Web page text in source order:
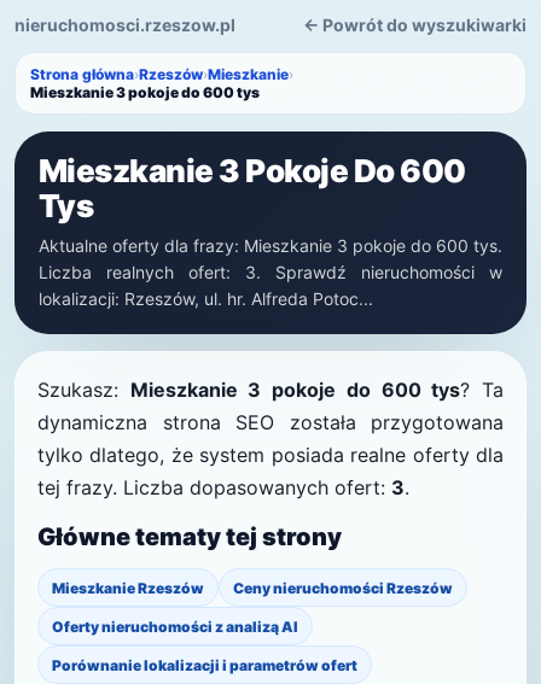
nieruchomosci.rzeszow.pl ← Powrót do wyszukiwarki
Strona główna›Rzeszów›Mieszkanie›
Mieszkanie 3 pokoje do 600 tys
Mieszkanie 3 Pokoje Do 600
Tys
Aktualne oferty dla frazy: Mieszkanie 3 pokoje do 600 tys.
Liczba realnych ofert: 3. Sprawdź nieruchomości w
lokalizacji: Rzeszów, ul. hr. Alfreda Potoc...
Szukasz: Mieszkanie 3 pokoje do 600 tys? Ta
dynamiczna strona SEO została przygotowana
tylko dlatego, że system posiada realne oferty dla
tej frazy. Liczba dopasowanych ofert: 3.
Główne tematy tej strony
Mieszkanie Rzeszów Ceny nieruchomości Rzeszów
Oferty nieruchomości z analizą AI
Porównanie lokalizacji i parametrów ofert